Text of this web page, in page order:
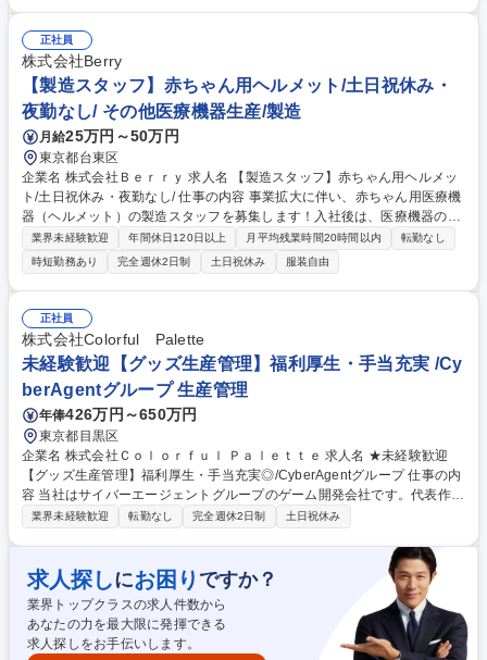
定を含め一貫して携わっていただきます。 【具体的には】■グッズの見積
もり・入稿・納品までの一連の業務 ■サプライヤーハンドリングやコス
ト・納期の交渉 ■発注書・請求書の対応や商品企画・製造ライン調整 募集
職種 ★未経験歓迎【グッズ生産管理】福利厚生・手当充実◎/CyberAgent
グループ
正社員
株式会社Berry
【製造スタッフ】赤ちゃん用ヘルメット/土日祝休み・
夜勤なし/ その他医療機器生産/製造
月給25万円～50万円
東京都台東区
企業名 株式会社Ｂｅｒｒｙ 求人名 【製造スタッフ】赤ちゃん用ヘルメッ
ト/土日祝休み・夜勤なし/ 仕事の内容 事業拡大に伴い、赤ちゃん用医療機
器（ヘルメット）の製造スタッフを募集します！入社後は、医療機器の製
造工程や道具の使い方について、先輩が丁寧に指導します。未経験の方で
も安心してスタートできる環境です。 【主な仕事内容】 ■スプレーガンを
用いた塗装■3Dプリンターからの製品取り出し及び磨き ■製品の組立■製
造に関する検品■在庫管理 など 【こんな方におすすめ】 アクセサリー
や、プラモデルなどを制作したことがある方は大歓迎！ もちろん、ものづ
くりが好きな方や、細かい作業が得意な方、モクモク作業が好きな方にも
おすすめです！！ 募集職種 【製造スタッフ】赤ちゃん用ヘルメット/土日
祝休み・夜勤なし/
業界未経験歓迎 年間休日120日以上 月平均残業時間20時間以内
転勤なし
時短勤務あり
完全週休2日制 土日祝休み 服装自由
正社員
株式会社Colorful Palette
未経験歓迎【グッズ生産管理】福利厚生・手当充実 /Cy
berAgentグループ 生産管理
年俸426万円～650万円
東京都目黒区
企業名 株式会社Ｃｏｌｏｒｆｕｌ Ｐａｌｅｔｔｅ 求人名 ★未経験歓迎
【グッズ生産管理】福利厚生・手当充実◎/CyberAgentグループ 仕事の内
容 当社はサイバーエージェントグループのゲーム開発会社です。代表作で
ある『プロジェクトセカイ カラフルステージ！ feat. 初音ミク』の開発・
ャラクターグッズの製造・納品まで、見積調整や価格・納期交渉、工場選
定を含め一貫して携わっていただきます。 【具体的には】■グッズの見積
もり・入稿・納品までの一連の業務 ■サプライヤーハンドリングやコス
ト・納期の交渉 ■発注書・請求書の対応や商品企画・製造ライン調整 募集
職種 ★未経験歓迎【グッズ生産管理】福利厚生・手当充実◎/CyberAgent
グループ
業界未経験歓迎 転勤なし 完全週休2日制 土日祝休み
求人探しにお困り ですか？
業界トップクラスの求人件数から
あなたの力を最大限に発揮できる
求人探しをお手伝いします。